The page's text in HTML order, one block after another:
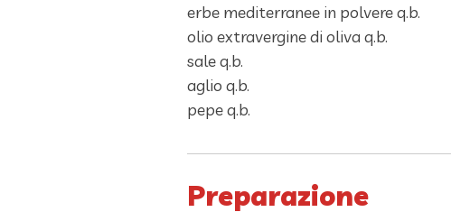
erbe mediterranee in polvere q.b.
olio extravergine di oliva q.b.
sale q.b.
aglio q.b.
pepe q.b.
Preparazione